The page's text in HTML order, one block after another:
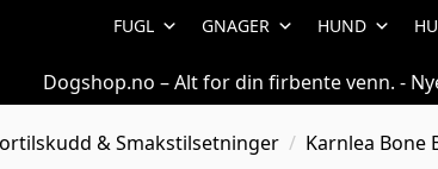
FUGL GNAGER HUND
Dogshop.no – Alt for din firbente venn. -
& Smakstilsetninger Karnlea Bone